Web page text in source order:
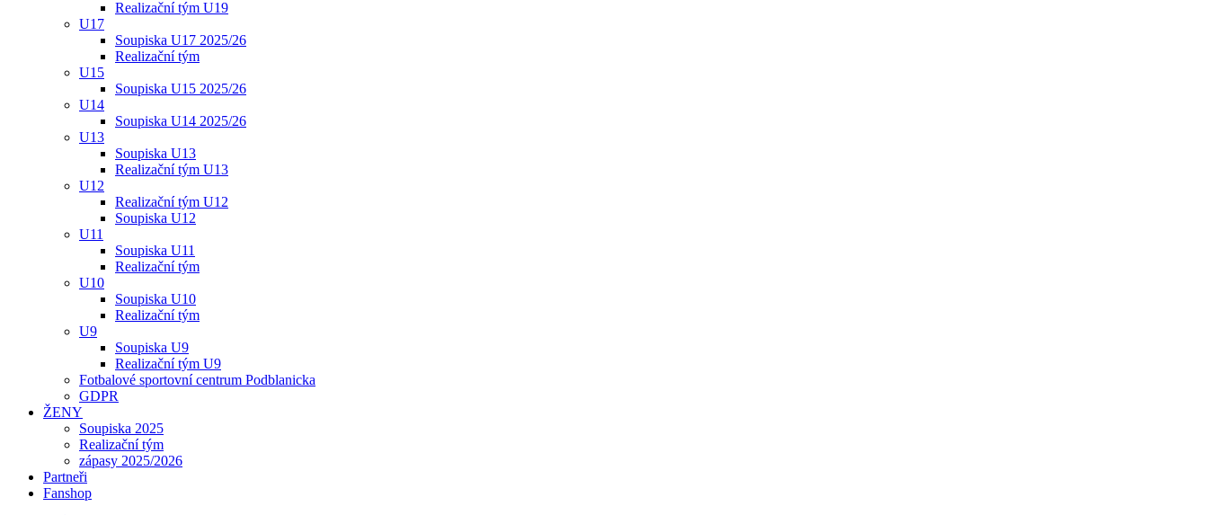
Realizační tým U19
U17
Soupiska U17 2025/26
Realizační tým
U15
Soupiska U15 2025/26
U14
Soupiska U14 2025/26
U13
Soupiska U13
Realizační tým U13
U12
Realizační tým U12
Soupiska U12
U11
Soupiska U11
Realizační tým
U10
Soupiska U10
Realizační tým
U9
Soupiska U9
Realizační tým U9
Fotbalové sportovní centrum Podblanicka
GDPR
ŽENY
Soupiska 2025
Realizační tým
zápasy 2025/2026
Partneři
Fanshop